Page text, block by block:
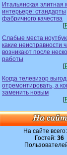
Итальянская элитная
интерьере: стандарты
фабричного качества
[
Слабые места
какие неисправности
возникают после
работы
[
Когда телевизор
отремонтировать, а
заменить новым
[
На сайте
Гостей:36